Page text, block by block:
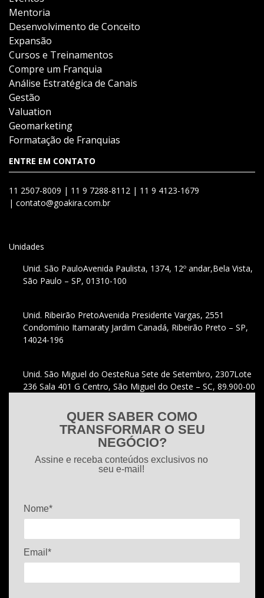
Mentoria
Desenvolvimento de Conceito
Expansão
Cursos e Treinamentos
Compre um Franquia
Análise Estratégica de Canais
Gestão
Valuation
Geomarketing
Formatação de Franquias
ENTRE EM CONTATO
11 2507-8009 | 11 9 7288-8112 | 11 9 4123-1679
| contato@goakira.com.br
Unidades
Unid. São PauloAvenida Paulista, 1374, 12º andar,Bela Vista,
São Paulo – SP, 01310-100
Unid. Ribeirão PretoAvenida Presidente Vargas, 2551
Condomínio Itamaraty Jardim Canadá, Ribeirão Preto – SP,
14024-196
Unid. São Miguel do OesteRua Sete de Setembro, 2307Lote
236 Sala 401 G Centro, São Miguel do Oeste – SC, 89.900-00
QUER SABER COMO
TRANSFORMAR O SEU
NEGÓCIO?
Assine e receba conteúdos exclusivos no
seu e-mail!
Nome*
Email*